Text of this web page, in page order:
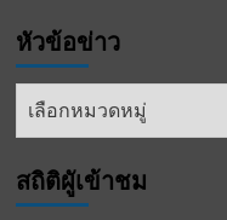
หัวข้อข่าว
หัวข้อ
สถิติผูัเข้าชม